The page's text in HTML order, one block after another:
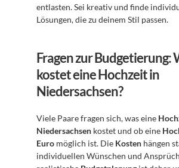
entlasten. Sei kreativ und finde
Lösungen, die zu deinem Stil passen.
Fragen zur Budgetierung:
kostet eine Hochzeit in
Niedersachsen?
Viele Paare fragen sich, was eine
Niedersachsen kostet und ob eine
Euro möglich ist. Die Kosten hängen
individuellen Wünschen und